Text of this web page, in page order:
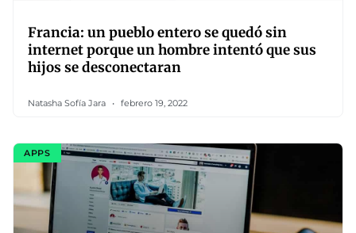
Francia: un pueblo entero se quedó sin
internet porque un hombre intentó que sus
hijos se desconectaran
Natasha Sofía Jara febrero 19, 2022
APPS